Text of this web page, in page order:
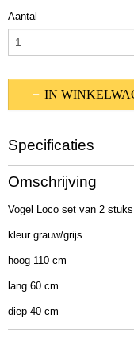
Aantal
IN
Specificaties
Productcode
2010563
EAN code
Afmetingen (l,b,h)
60 x 40 x 110 cm
Omschrijving
Vogel Loco set van 2
kleur grauw/grijs
hoog 110 cm
lang 60 cm
diep 40 cm